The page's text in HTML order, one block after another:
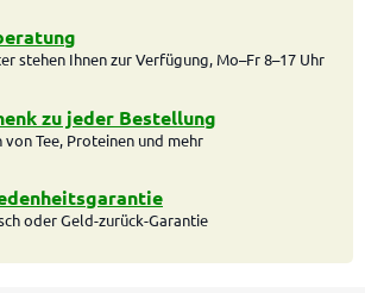
l
m
e
t
e
e
stehen Ihnen zur Verfügung, Mo–Fr 8–17 Uhr
zu jeder Bestellung
von Tee, Proteinen und mehr
oder Geld-zurück-Garantie